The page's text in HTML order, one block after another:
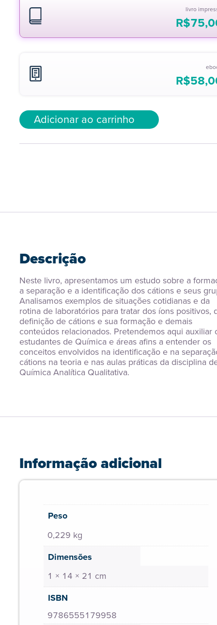
livro
R$
R$
Adicionar ao carrinho
Descrição
Neste livro, apresentamos um estudo sobre a
a separação e a identificação dos cátions e seus
Analisamos exemplos de situações cotidianas e da
rotina de laboratórios para tratar dos íons positivos,
definição de cátions e sua formação e demais
conteúdos relacionados. Pretendemos aqui auxiliar
estudantes de Química e áreas afins a entender os
conceitos envolvidos na identificação e na
cátions na teoria e nas aulas práticas da disciplina
Química Analítica Qualitativa.
Informação adicional
Peso
0,229 kg
Dimensões
1 × 14 × 21 cm
ISBN
9786555179958